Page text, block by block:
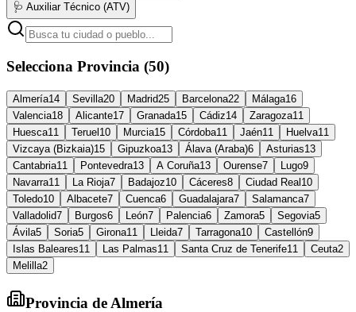
🩺 Auxiliar Técnico (ATV)
Selecciona Provincia (50)
Almería14 Sevilla20 Madrid25 Barcelona22 Málaga16
Valencia18 Alicante17 Granada15 Cádiz14 Zaragoza11
Huesca11 Teruel 10 Murcia15 Córdoba11 Jaén11 Huelva11
Vizcaya (Bizkaia)15 Gipuzkoa13 Álava (Araba)6 Asturias13
Cantabria11 Pontevedra13 A Coruña13 Ourense7 Lugo9
Navarra11 La Rioja7 Badajoz10 Cáceres8 Ciudad Real 10
Toledo10 Albacete7 Cuenca6 Guadalajara7 Salamanca7
Valladolid7 Burgos6 León7 Palencia6 Zamora5 Segovia5
Ávila5 Soria5 Girona11 Lleida7 Tarragona10 Castellón9
Islas Baleares11 Las Palmas11 Santa Cruz de Tenerife11 Ceuta2
Melilla2
Provincia de Almería